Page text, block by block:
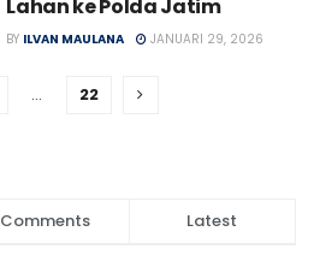
Lahan ke Polda Jatim
BY ILVAN MAULANA JANUARI 29, 2026
… 22
Comments Latest